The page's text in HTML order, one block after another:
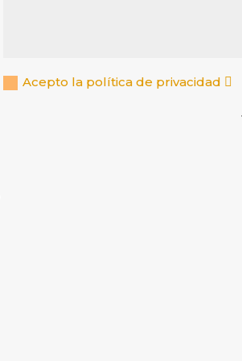
Acepto la política de privacidad